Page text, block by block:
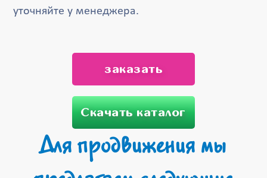
уточняйте у менеджера.
заказать
Скачать каталог
Для продвижения мы